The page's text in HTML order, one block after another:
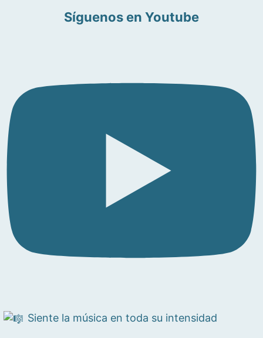
Síguenos en Youtube
Siente la música en toda su intensidad